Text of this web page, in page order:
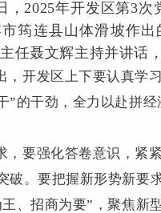
，2025年开发区第3
筠连县山体滑坡作
任聂文辉主持并讲话
，开发区上下要认真学
”的干劲，全力以赴拼
，要强化答卷意识，紧
破。要把握新形势新要
、招商为要”，聚焦新